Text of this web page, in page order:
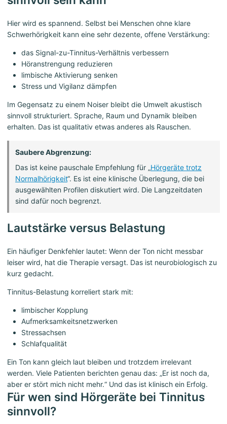
Hier wird es spannend. Selbst bei Menschen ohne klare
Schwerhörigkeit kann eine sehr dezente, offene Verstärkung:
das Signal-zu-Tinnitus-Verhältnis verbessern
Höranstrengung reduzieren
limbische Aktivierung senken
Stress und Vigilanz dämpfen
Im Gegensatz zu einem Noiser bleibt die Umwelt akustisch
sinnvoll strukturiert. Sprache, Raum und Dynamik bleiben
erhalten. Das ist qualitativ etwas anderes als Rauschen.
Saubere Abgrenzung:
Das ist keine pauschale Empfehlung für „Hörgeräte trotz
Normalhörigkeit“. Es ist eine klinische Überlegung, die bei
ausgewählten Profilen diskutiert wird. Die Langzeitdaten
sind dafür noch begrenzt.
Lautstärke versus Belastung
Ein häufiger Denkfehler lautet: Wenn der Ton nicht messbar
leiser wird, hat die Therapie versagt. Das ist neurobiologisch zu
kurz gedacht.
Tinnitus-Belastung korreliert stark mit:
limbischer Kopplung
Aufmerksamkeitsnetzwerken
Stressachsen
Schlafqualität
Ein Ton kann gleich laut bleiben und trotzdem irrelevant
werden. Viele Patienten berichten genau das: „Er ist noch da,
aber er stört mich nicht mehr.“ Und das ist klinisch ein Erfolg.
Für wen sind Hörgeräte bei Tinnitus
sinnvoll?